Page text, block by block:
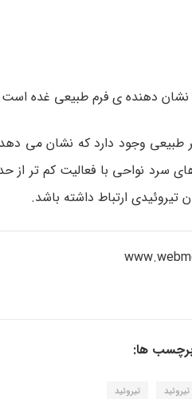
فرم طبیعی غده است که در حدود 5 سانتی متر طول و 5
طبیعی وجود دارد که نشان می
سرد نواحی با فعالیت کم تر از
ارتباط داشته باشد.
ها:
تیروئید